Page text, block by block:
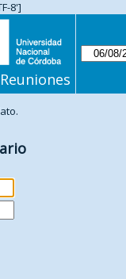
8']